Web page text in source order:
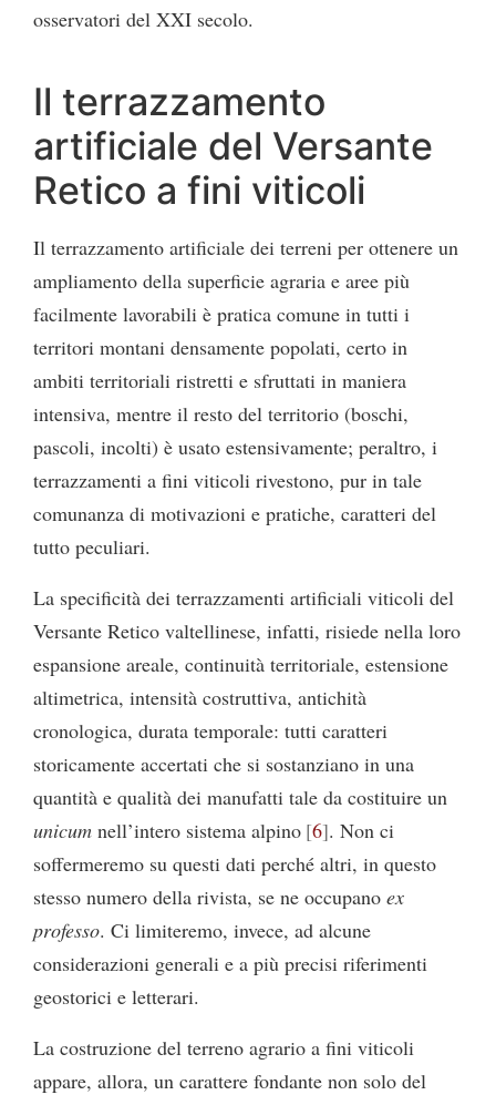
osservatori del XXI secolo.
Il terrazzamento
artificiale del Versante
Retico a fini viticoli
Il terrazzamento artificiale dei terreni per ottenere un
ampliamento della superficie agraria e aree più
facilmente lavorabili è pratica comune in tutti i
territori montani densamente popolati, certo in
ambiti territoriali ristretti e sfruttati in maniera
intensiva, mentre il resto del territorio (boschi,
pascoli, incolti) è usato estensivamente; peraltro, i
terrazzamenti a fini viticoli rivestono, pur in tale
comunanza di motivazioni e pratiche, caratteri del
tutto peculiari.
La specificità dei terrazzamenti artificiali viticoli del
Versante Retico valtellinese, infatti, risiede nella loro
espansione areale, continuità territoriale, estensione
altimetrica, intensità costruttiva, antichità
cronologica, durata temporale: tutti caratteri
storicamente accertati che si sostanziano in una
quantità e qualità dei manufatti tale da costituire un
unicum nell’intero sistema alpino 6 . Non ci
soffermeremo su questi dati perché altri, in questo
stesso numero della rivista, se ne occupano ex
professo. Ci limiteremo, invece, ad alcune
considerazioni generali e a più precisi riferimenti
geostorici e letterari.
La costruzione del terreno agrario a fini viticoli
appare, allora, un carattere fondante non solo del